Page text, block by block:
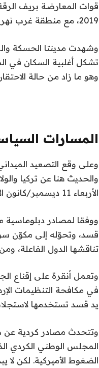
قوات المعارضة بريف
2019، مع منطقة غرب نهر الفرات.
تشكل أغلبية السكان في
وهو ما زاد من حالة
المسارات
وعلى وقع التصعيد
والحديث هنا عن تركيا
الأربعاء 11 ديسمبر/كانون الأول الحالي، للتباحث مع نظيره التركي هاكان فيدان حول الملف السوري.
ووفقا لمصادر دبلوماسية
قسد، وتحوّله إلى مكوّن
تناقشها الدول الفاعلة،
وتعمل أنقرة على إقناع
في مكافحة التنظيمات
يد قسد تستخدمها
وتتحدث مصادر كردية عن
المجلس الوطني الكردي
الضغوط الأميركية. لكن